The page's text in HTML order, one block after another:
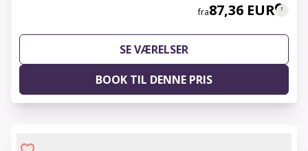
fra87,36 EUR
SE VÆRELSER
BOOK TIL DENNE PRIS